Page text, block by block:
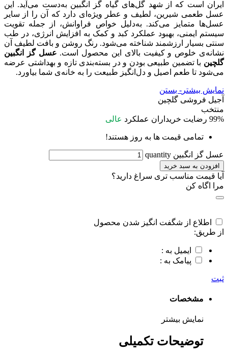
ایران است که از شهد گل‌های گیاه گز انگبین به‌دست می‌آید. این
عسل طعمی شیرین، لطیف و عطر ویژه‌ای دارد که آن را از سایر
عسل‌ها متمایز می‌کند. به‌دلیل خواص فراوانش، از جمله تقویت
سیستم ایمنی، بهبود عملکرد کبد و کمک به افزایش انرژی، در طب
سنتی بسیار ارزشمند شناخته می‌شود. رنگ روشن و بافت لطیف آن
نشانه‌ی خلوص و کیفیت بالای این محصول است. عسل گز انگبین
گلچین با تضمین طبیعی بودن و در بسته‌بندی تازه و بهداشتی عرضه
می‌شود تا طعم اصیل و دل‌انگیز طبیعت را به خانه‌ی شما بیاورد.
نمایش بیشتر - بستن
آجیل فروشی گلچین
منتخب
99% رضایت خریداران عملکرد عالی
تمامی قیمت ها به روز هستند!
عسل گز انگبین quantity
افزودن به سبد خرید
آیا قیمت مناسب تری سراغ دارید؟
مرا اگاه کن
اطلاع از شگفت انگیز شدن محصول
از طریق:
ایمیل به :
پیامک به :
ثبت
مشخصات
نمایش بیشتر
توضیحات تکمیلی